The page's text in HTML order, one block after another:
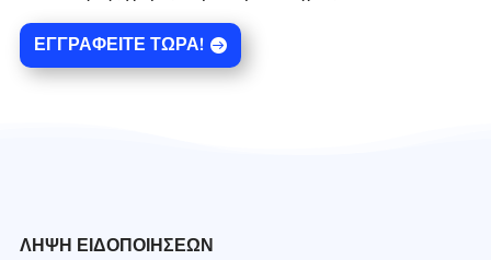
ΕΓΓΡΑΦΕΊΤΕ ΤΏΡΑ!
ΛΉΨΗ ΕΙΔΟΠΟΙΉΣΕΩΝ